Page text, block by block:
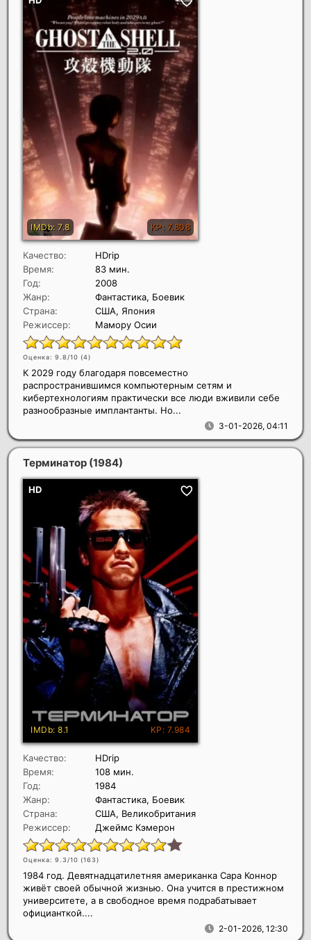
Качество:
HDrip
Время:
83 мин.
Год:
2008
Жанр:
Фантастика, Боевик
Страна:
США, Япония
Режиссер:
Мамору Осии
Оценка: 9.8/10 (4)
3-01-2026, 04:11
К 2029 году благодаря повсеместно
распространившимся компьютерным сетям и
кибертехнологиям практически все люди вживили себе
разнообразные имплантанты. Но...
Терминатор (1984)
Качество:
HDrip
Время:
108 мин.
Год:
1984
Жанр:
Фантастика, Боевик
Страна:
США, Великобритания
Режиссер:
Джеймс Кэмерон
Оценка: 9.3/10 (163)
2-01-2026, 12:30
1984 год. Девятнадцатилетняя американка Сара Коннор
живёт своей обычной жизнью. Она учится в престижном
университете, а в свободное время подрабатывает
официанткой....